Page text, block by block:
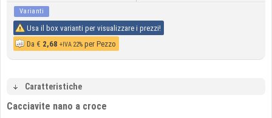
Varianti
Usa il box varianti per visualizzare i prezzi!
Da € 2,68 +IVA 22% per Pezzo
Caratteristiche
Cacciavite nano a croce